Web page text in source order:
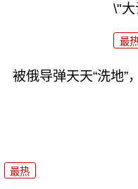
\"
最
被俄导弹天天“洗地”
最热